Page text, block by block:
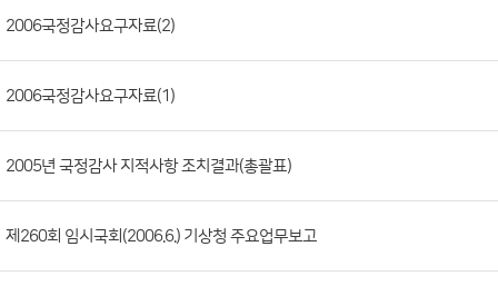
목,
부
서,
첨
부
파
2006국정감사요구자료(2)
2006국정감사요구자료(1)
2005년 국정감사 지적사항 조치결과(총괄표)
제260회 임시국회(2006.6.) 기상청 주요업무보고